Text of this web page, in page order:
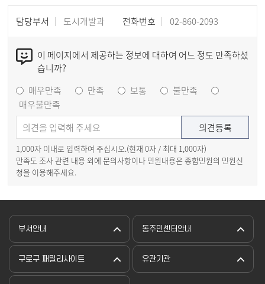
담당부서 도시개발과 전화번호 02-860-2093
이 페이지에서 제공하는 정보에 대하여 어느 정도 만족하셨
습니까?
매우만족
만족 보통
불만족
매우불만족
1,000자 이내로 입력하여 주십시오.(현재 0자 / 최대 1,000자)
만족도 조사 관련 내용 외에 문의사항이나 민원내용은 종합민원의 민원신
청을 이용해주세요.
부서안내 동주민센터안내
구로구 패밀리사이트 유관기관